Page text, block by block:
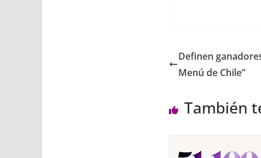
Definen
Menú de Chile”
También